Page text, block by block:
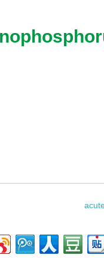
poisoning的相关资料